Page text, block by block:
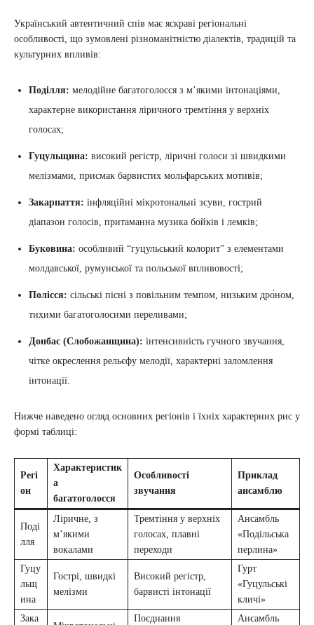
Український автентичний спів має яскраві регіональні
особливості, що зумовлені різноманітністю діалектів, традицій та
культурних впливів:
Поділля: мелодійне багатоголосся з м’якими інтонаціями,
характерне використання ліричного тремтіння у верхніх
голосах;
Гуцульщина: високий регістр, ліричні голоси зі швидкими
мелізмами, присмак барвистих мольфарських мотивів;
Закарпаття: інфляційні мікротональні зсуви, гострий
діапазон голосів, притаманна музика бойків і лемків;
Буковина: особливий “гуцульський колорит” з елементами
молдавської, румунської та польської впливовості;
Полісся: сільські пісні з повільним темпом, низьким дро́ном,
тихими багатоголосими переливами;
Донбас (Слобожанщина): інтенсивність гучного звучання,
чітке окреслення рельєфу мелодії, характерні заломлення
інтонації.
Нижче наведено огляд основних регіонів і їхніх характерних рис у
формі таблиці:
Регі
он
Характеристик
а
багатоголосся
Особливості
звучання
Приклад
ансамблю
Поді
лля
Ліричне, з
м’якими
вокалами
Тремтіння у верхніх
голосах, плавні
переходи
Ансамбль
«Подільська
перлина»
Гуцу
льщ
ина
Гострі, швидкі
мелізми
Високий регістр,
барвисті інтонації
Гурт
«Гуцульські
кличі»
Зака
Поєднання Ансамбль